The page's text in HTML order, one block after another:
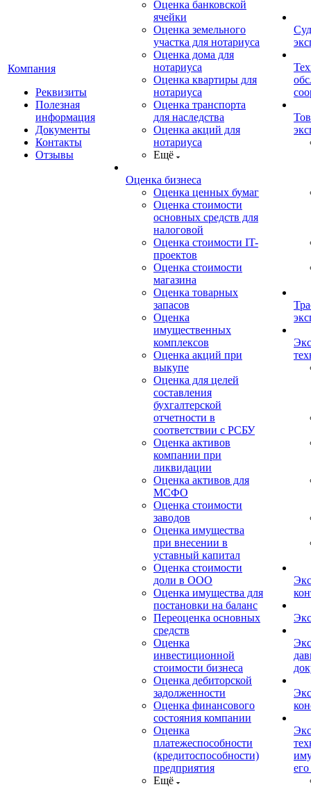
Компания
Реквизиты
Полезная
информация
Документы
Контакты
Отзывы
Оценка банковской
ячейки
Оценка земельного
участка для нотариуса
Оценка дома для
нотариуса
Оценка квартиры для
нотариуса
Оценка транспорта
для наследства
Оценка акций для
нотариуса
Ещё
Оценка бизнеса
Оценка ценных бумаг
Оценка стоимости
основных средств для
налоговой
Оценка стоимости IT-
проектов
Оценка стоимости
магазина
Оценка товарных
запасов
Оценка
имущественных
комплексов
Оценка акций при
выкупе
Оценка для целей
составления
бухгалтерской
отчетности в
соответствии с РСБУ
Оценка активов
компании при
ликвидации
Оценка активов для
МСФО
Оценка стоимости
заводов
Оценка имущества
при внесении в
уставный капитал
Оценка стоимости
доли в ООО
Оценка имущества для
постановки на баланс
Переоценка основных
средств
Оценка
инвестиционной
стоимости бизнеса
Оценка дебиторской
задолженности
Оценка финансового
состояния компании
Оценка
платежеспособности
(кредитоспособности)
предприятия
Ещё